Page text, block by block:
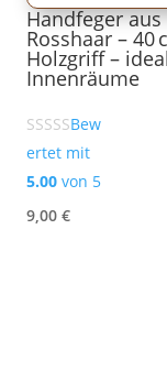
Handfeger aus
Rosshaar – 40
Holzgriff –
Innenräume
Bew
ertet mit
5.00 von 5
9,00 €